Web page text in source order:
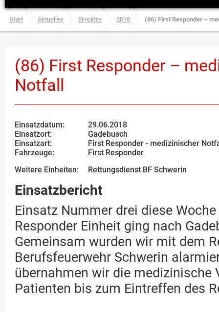
Start Aktuelles Einsätze 2018 (86) First Responder –
(86) First Responder –
Notfall
Einsatzdatum:
29.06.2018
Einsatzort:
Gadebusch
Einsatzart:
First Responder - medizinischer
Fahrzeuge:
First Responder
Weitere Einheiten:
Rettungsdienst BF Schwerin
Einsatzbericht
Einsatz Nummer drei diese
Responder Einheit ging nach
Gemeinsam wurden wir mit dem
Berufsfeuerwehr Schwerin
übernahmen wir die medizinische
Patienten bis zum Eintreffen des